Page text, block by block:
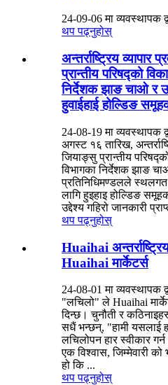
24-09-06 मा व्यवस्थापक
थप पढ्नुहोस्
अन्तर्राष्ट्रिय व्यापार
प्रान्तीय परिषद्को
निर्देशक झाङ चाओ र
हुवाईहाई होल्डिङ
24-08-19 मा व्यवस्थापक
अगस्ट १६ तारिख,
जियाङ्सु प्रान्तीय
विभागका निर्देशक झाङ
प्रतिनिधिमण्डलले स्थलगत
लागि हुइहाइ होल्डिङ
उद्देश्य गहिरो जानकारी
थप पढ्नुहोस्
Huaihai
Huaihai मार्केटर्स
24-08-01 मा व्यवस्थापक
"लचिलो" ले Huaihai
दिन्छ। चुनौती र
सधैं भन्छन्, "हामी यसलाई
लचिलोपन हार स्वीकार
एक विश्वास, जिम्मेवारी को
हो कि ...
थप पढ्नुहोस्